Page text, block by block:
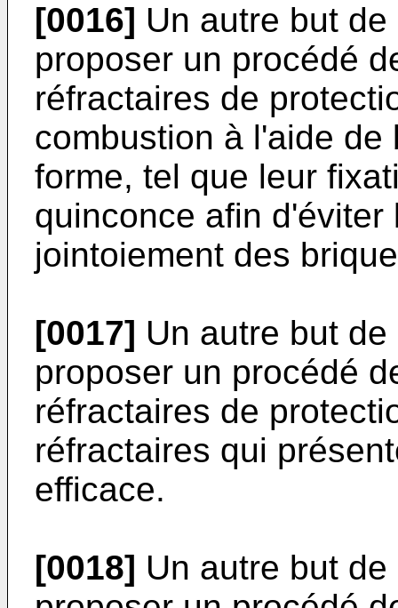
[0016] Un autre but
proposer un procédé
réfractaires de
combustion à l'aide
forme, tel que leur
quinconce afin
jointoiement des
[0017] Un autre but
proposer un procédé
réfractaires de
réfractaires qui
efficace.
[0018] Un autre but